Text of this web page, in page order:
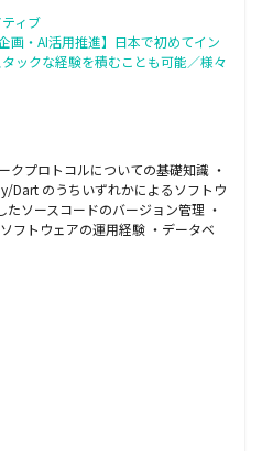
ィブ
画・AI活用推進】日本で初めてイン
ックな経験を積むことも可能／様々
クプロトコルについての基礎知識 ・
のうちいずれかによるソフトウ
ソースコードのバージョン管理 ・
フトウェアの運用経験 ・データベ